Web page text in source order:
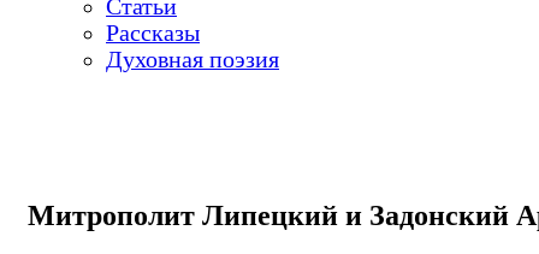
Статьи
Рассказы
Духовная поэзия
Митрополит Липецкий и Задонский